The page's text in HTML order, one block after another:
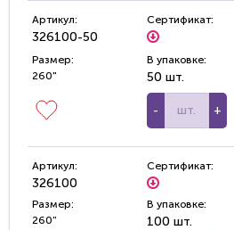
Артикул:
326100-50
Сертификат:
Размер:
260"
В упаковке:
50 шт.
- +
Артикул:
326100
Сертификат:
Размер:
260"
В упаковке:
100 шт.